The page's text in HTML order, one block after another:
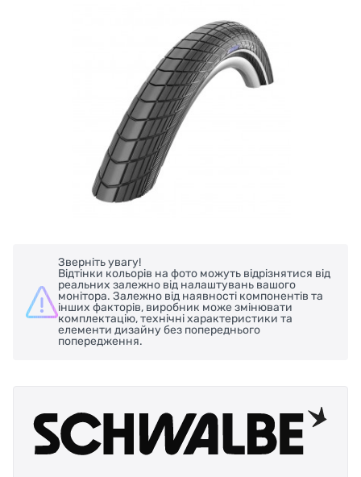
Зверніть увагу!
Відтінки кольорів на фото можуть відрізнятися від
реальних залежно від налаштувань вашого
монітора. Залежно від наявності компонентів та
інших факторів, виробник може змінювати
комплектацію, технічні характеристики та
елементи дизайну без попереднього
попередження.